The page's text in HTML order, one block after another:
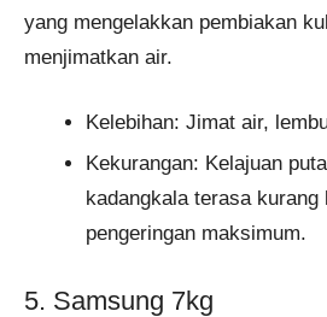
yang mengelakkan pembiakan
menjimatkan air.
Kelebihan: Jimat air,
Kekurangan: Kelajuan
kadangkala terasa kurang
pengeringan maksimum.
5. Samsung 7kg